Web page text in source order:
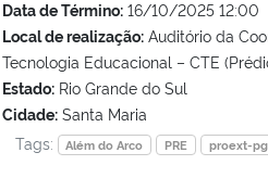
Data de Término:16/10/2025 12:00
Local de realização:Auditório da
Tecnologia Educacional – CTE
Estado:Rio Grande do Sul
Cidade:Santa Maria
Tags: Além do Arco PRE proext-pg